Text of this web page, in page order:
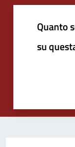
Quanto
su